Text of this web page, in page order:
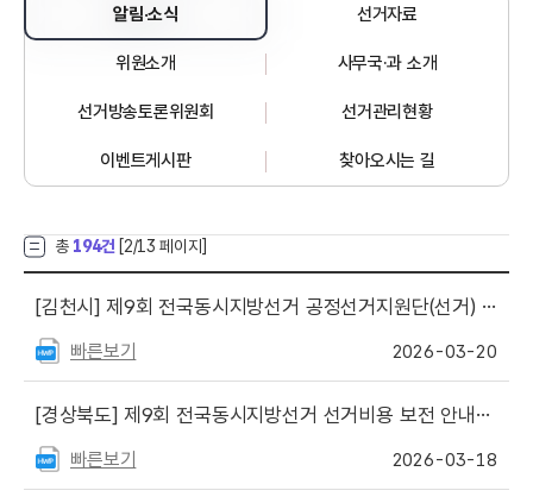
알림·소식 선거자료
위원소개 사무국·과 소개
선거방송토론위원회 선거관리현황
이벤트게시판 찾아오시는 길
총 194건 [2/13 페이지]
[김천시] 제9회 전국동시지방선거 공정선거지원단(선거) 서류심사 합격자 및 면접일정 등 안내
빠른보기 2026-03-20
[경상북도] 제9회 전국동시지방선거 선거비용 보전 안내서 원고파일 게시
빠른보기 2026-03-18